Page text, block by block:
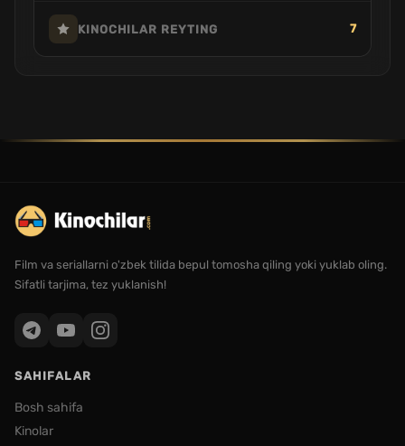
KINOCHILAR REYTING 7
Film va seriallarni o'zbek tilida bepul tomosha qiling yoki yuklab oling.
Sifatli tarjima, tez yuklanish!
SAHIFALAR
Bosh sahifa
Kinolar